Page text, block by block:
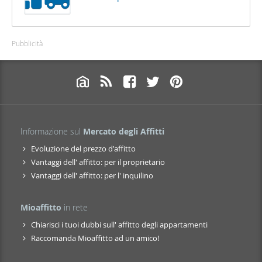
Pubblicità
Informazione sul Mercato degli Affitti
Evoluzione del prezzo d'affitto
Vantaggi dell' affitto: per il proprietario
Vantaggi dell' affitto: per l' inquilino
Mioaffitto in rete
Chiarisci i tuoi dubbi sull' affitto degli appartamenti
Raccomanda Mioaffitto ad un amico!